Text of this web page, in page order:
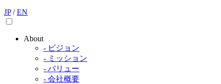
JP / EN
About
- ビジョン
- ミッション
- バリュー
- 会社概要